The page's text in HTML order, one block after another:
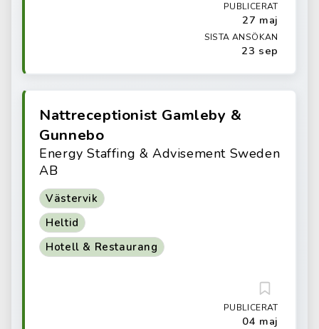
PUBLICERAT
27 maj
SISTA ANSÖKAN
23 sep
Nattreceptionist Gamleby &
Gunnebo
Energy Staffing & Advisement Sweden
AB
Västervik
Heltid
Hotell & Restaurang
PUBLICERAT
04 maj